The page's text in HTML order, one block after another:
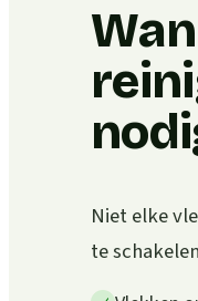
Niet elke
te